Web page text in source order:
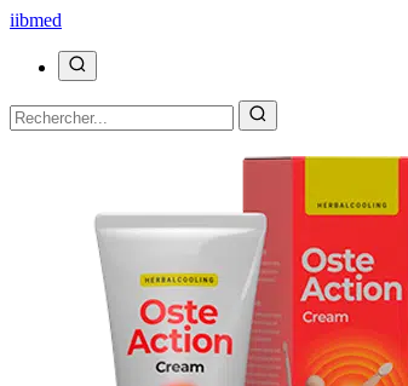
iibmed